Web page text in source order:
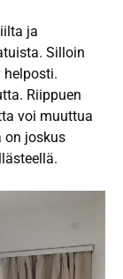
ja
Silloin
helposti.
Riippuen
voi muuttua
on joskus